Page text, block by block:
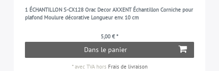
1 ÉCHANTILLON S-CX128 Orac Decor AXXENT Échantillon Corniche pour
plafond Moulure décorative Longueur env. 10 cm
5,00 € *
Dans le panier
*avec TVAhors Frais de livraison